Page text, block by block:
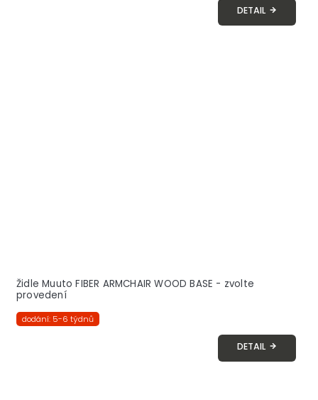
DETAIL
Židle Muuto FIBER ARMCHAIR WOOD BASE - zvolte
provedení
dodání: 5-6 týdnů
DETAIL